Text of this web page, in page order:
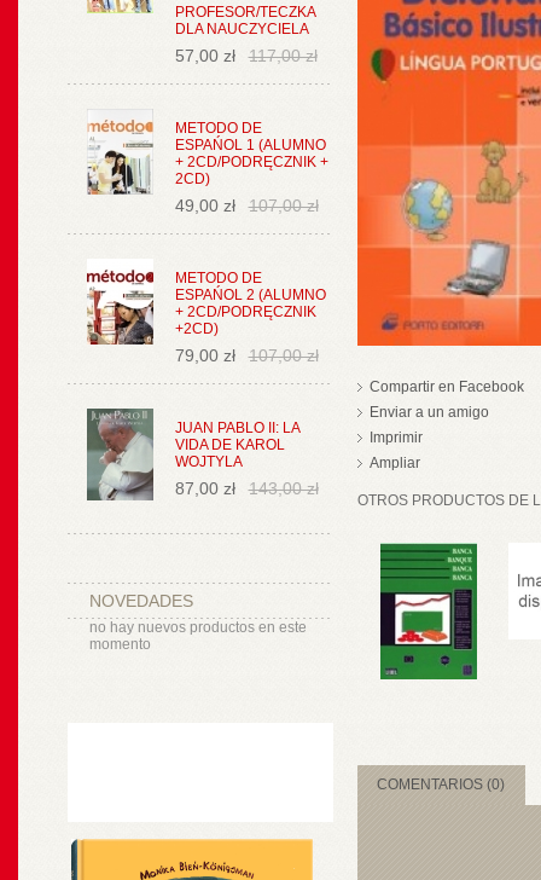
PROFESOR/TECZKA
DLA NAUCZYCIELA
57,00 zł 117,00 zł
METODO DE
ESPAŃOL 1 (ALUMNO
+ 2CD/PODRĘCZNIK +
2CD)
49,00 zł 107,00 zł
METODO DE
ESPAŃOL 2 (ALUMNO
+ 2CD/PODRĘCZNIK
+2CD)
79,00 zł 107,00 zł
JUAN PABLO II: LA
VIDA DE KAROL
WOJTYLA
87,00 zł 143,00 zł
NOVEDADES
no hay nuevos productos en este
momento
Compartir en Facebook
Enviar a un amigo
Imprimir
Ampliar
OTROS PRODUCTOS DE
COMENTARIOS (0)